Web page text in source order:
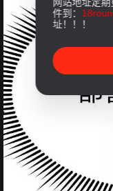
件到：
址！！！